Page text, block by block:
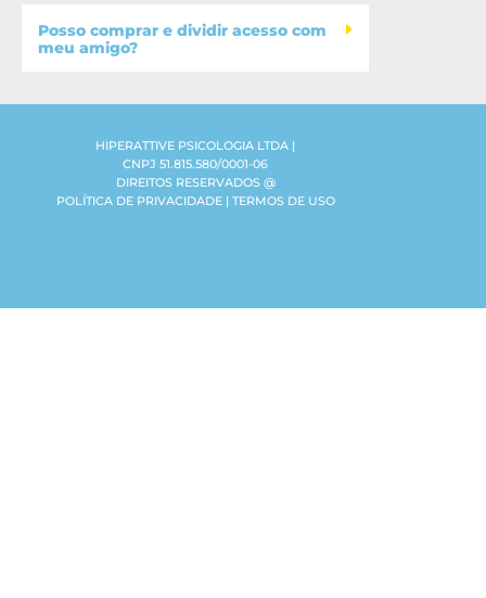
Posso comprar e dividir acesso com
meu amigo?
HIPERATTIVE PSICOLOGIA LTDA |
CNPJ 51.815.580/0001-06
DIREITOS RESERVADOS @
POLÍTICA DE PRIVACIDADE | TERMOS DE USO